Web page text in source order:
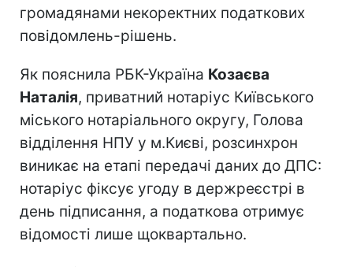
громадянами некоректних податкових
повідомлень-рішень.
Як пояснила РБК-Україна Козаєва
Наталія, приватний нотаріус Київського
міського нотаріального округу, Голова
відділення НПУ у м.Києві, розсинхрон
виникає на етапі передачі даних до ДПС:
нотаріус фіксує угоду в держреєстрі в
день підписання, а податкова отримує
відомості лише щоквартально.